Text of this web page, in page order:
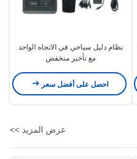
نظام دليل سياحي في الاتجاه الواحد
مع تأخير منخفض
احصل على أفضل سعر
عرض المزيد >>